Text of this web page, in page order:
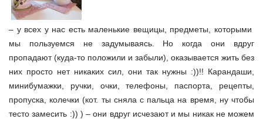
– у всех у нас есть маленькие вещицы, предметы, которыми
мы пользуемся не задумываясь. Но когда они вдруг
пропадают (куда-то положили и забыли), оказывается жить без
них просто нет никаких сил, они так нужны :))!! Карандаши,
минибумажки, ручки, очки, телефоны, паспорта, рецепты,
пропуска, колечки (кот. ты сняла с пальца на время, ну чтобы
тесто замесить :)) ) – они вдруг исчезают и мы никак не можем